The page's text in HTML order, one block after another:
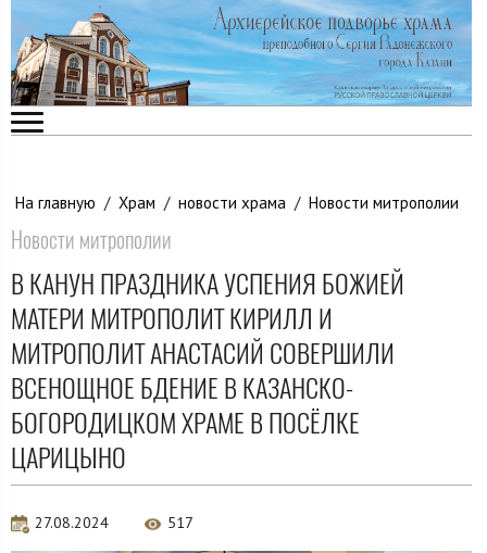
На главную / Храм / новости храма / Новости митрополии
Новости митрополии
В КАНУН ПРАЗДНИКА УСПЕНИЯ БОЖИЕЙ
МАТЕРИ МИТРОПОЛИТ КИРИЛЛ И
МИТРОПОЛИТ АНАСТАСИЙ СОВЕРШИЛИ
ВСЕНОЩНОЕ БДЕНИЕ В КАЗАНСКО-
БОГОРОДИЦКОМ ХРАМЕ В ПОСЁЛКЕ
ЦАРИЦЫНО
27.08.2024 517